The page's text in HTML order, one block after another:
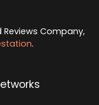
Company,
.